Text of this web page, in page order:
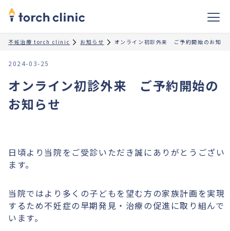
不妊治療 torch clinic お知らせ オンライン初診外来 ご予約開始のお知ら
2024-03-25
オンライン初診外来 ご予約開始の
お知らせ
日頃より当院をご受診いただき誠にありがとうござい
ます。
当院ではより多くの子どもを望む方の家族計画を実現
するため不妊症の早期発見・治療の促進に取り組んで
います。